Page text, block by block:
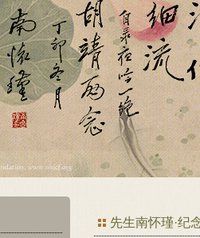
先生南怀瑾·纪